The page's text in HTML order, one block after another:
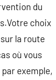
du
choix
la route
où vous
exemple,